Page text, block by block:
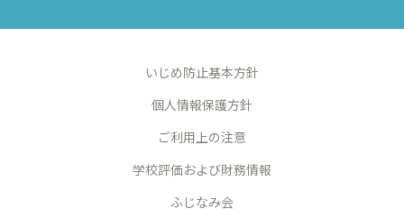
いじめ防止基本方針
個人情報保護方針
ご利用上の注意
学校評価および財務情報
ふじなみ会